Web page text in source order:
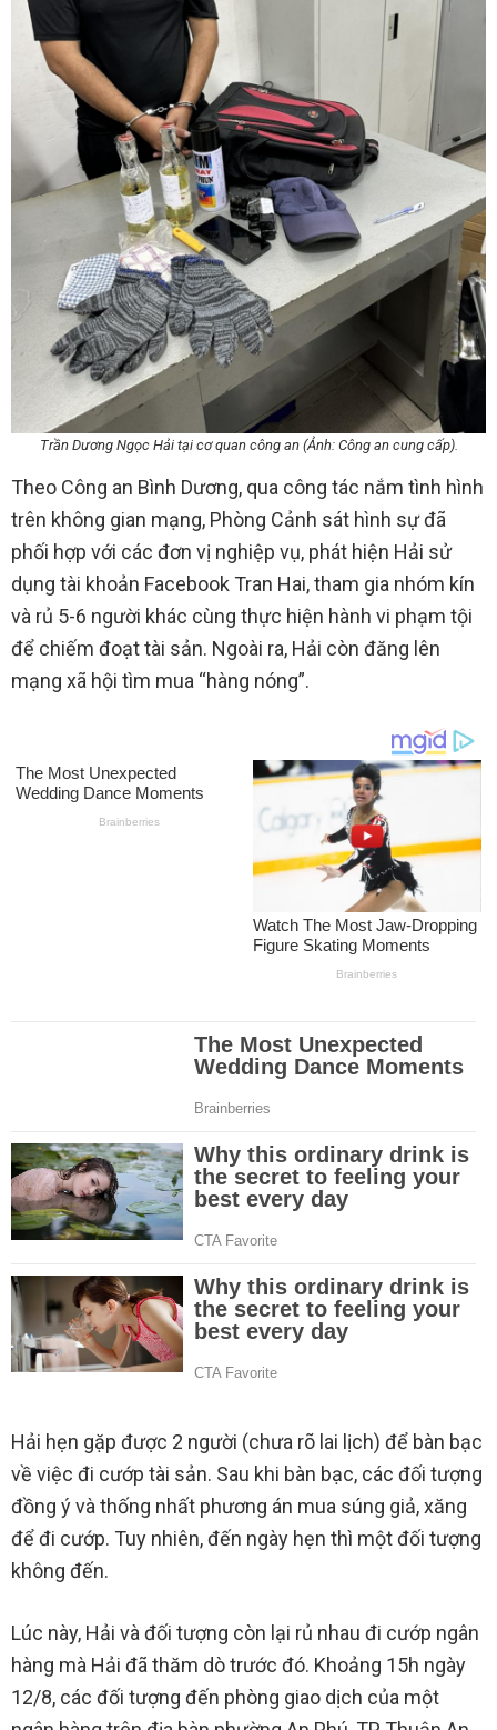
Trần Dương Ngọc Hải tại cơ quan công an (Ảnh: Công an cung cấp).
Theo Công an Bình Dương, qua công tác nắm tình hình
trên không gian mạng, Phòng Cảnh sát hình sự đã
phối hợp với các đơn vị nghiệp vụ, phát hiện Hải sử
dụng tài khoản Facebook Tran Hai, tham gia nhóm kín
và rủ 5-6 người khác cùng thực hiện hành vi phạm tội
để chiếm đoạt tài sản. Ngoài ra, Hải còn đăng lên
mạng xã hội tìm mua “hàng nóng”.
Hải hẹn gặp được 2 người (chưa rõ lai lịch) để bàn bạc
về việc đi cướp tài sản. Sau khi bàn bạc, các đối tượng
đồng ý và thống nhất phương án mua súng giả, xăng
để đi cướp. Tuy nhiên, đến ngày hẹn thì một đối tượng
không đến.
Lúc này, Hải và đối tượng còn lại rủ nhau đi cướp ngân
hàng mà Hải đã thăm dò trước đó. Khoảng 15h ngày
12/8, các đối tượng đến phòng giao dịch của một